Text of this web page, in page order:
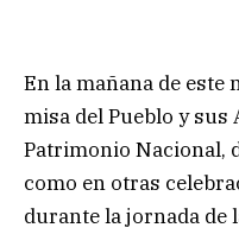
En la mañana de este
misa del Pueblo y sus
Patrimonio Nacional,
como en otras
durante la jornada de